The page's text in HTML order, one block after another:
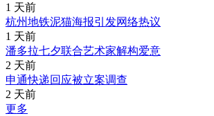
1 天前
杭州地铁泥猫海报引发网络热议
1 天前
潘多拉七夕联合艺术家解构爱意
2 天前
申通快递回应被立案调查
2 天前
更多